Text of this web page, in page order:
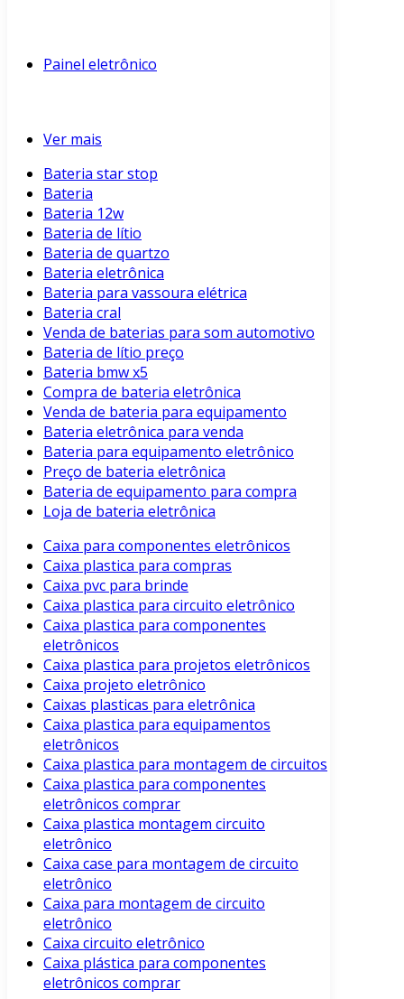
Painel eletrônico
Ver mais
Bateria star stop
Bateria
Bateria 12w
Bateria de lítio
Bateria de quartzo
Bateria eletrônica
Bateria para vassoura elétrica
Bateria cral
Venda de baterias para som automotivo
Bateria de lítio preço
Bateria bmw x5
Compra de bateria eletrônica
Venda de bateria para equipamento
Bateria eletrônica para venda
Bateria para equipamento eletrônico
Preço de bateria eletrônica
Bateria de equipamento para compra
Loja de bateria eletrônica
Caixa para componentes eletrônicos
Caixa plastica para compras
Caixa pvc para brinde
Caixa plastica para circuito eletrônico
Caixa plastica para componentes
eletrônicos
Caixa plastica para projetos eletrônicos
Caixa projeto eletrônico
Caixas plasticas para eletrônica
Caixa plastica para equipamentos
eletrônicos
Caixa plastica para montagem de circuitos
Caixa plastica para componentes
eletrônicos comprar
Caixa plastica montagem circuito
eletrônico
Caixa case para montagem de circuito
eletrônico
Caixa para montagem de circuito
eletrônico
Caixa circuito eletrônico
Caixa plástica para componentes
eletrônicos comprar